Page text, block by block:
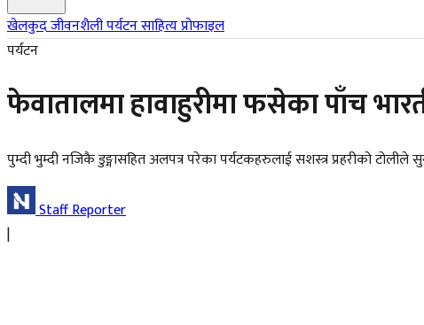
खेलकुदजीवनशैलीपर्यटनसाहित्यप्रोफाइल
पर्यटन
फेवातालमा हावाहुरीमा फसेका पाँच
पुम्दी भुम्दी नजिकै डुङ्गासहित अलपत्र परेका पर्यटकहरुलाई सशस्त्र प्रहरीको टोलीले
Staff Reporter
|